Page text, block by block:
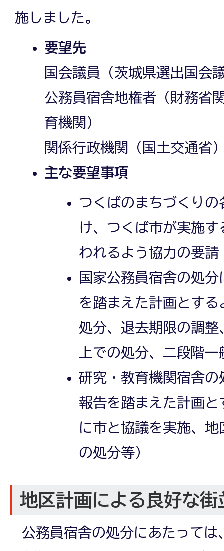
施しました。
要望先
国会議員（茨城県選出国会
公務員宿舎地権者（財務省
育機関）
関係行政機関（国土交通省
主な要望事項
つくばのまちづくり
け、つくば市が実施
われるよう協力の要請
国家公務員宿舎の処
を踏まえた計画とす
処分、退去期限の調
上での処分、二段階
研究・教育機関宿舎
報告を踏まえた計画
に市と協議を実施、
の処分等）
地区計画による良好な街
公務員宿舎の処分にあたっては